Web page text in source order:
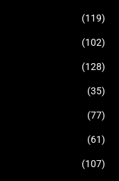
(119)
(102)
(128)
(35)
(77)
(61)
(107)